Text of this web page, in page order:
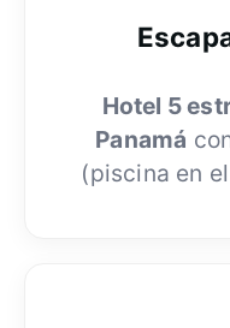
Hotel 5
Panamá
(piscina en